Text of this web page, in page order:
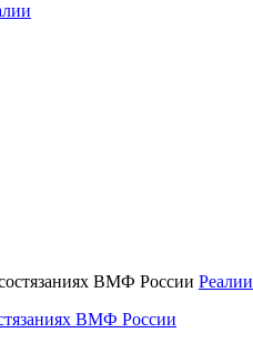
Реалии
ВМФ России